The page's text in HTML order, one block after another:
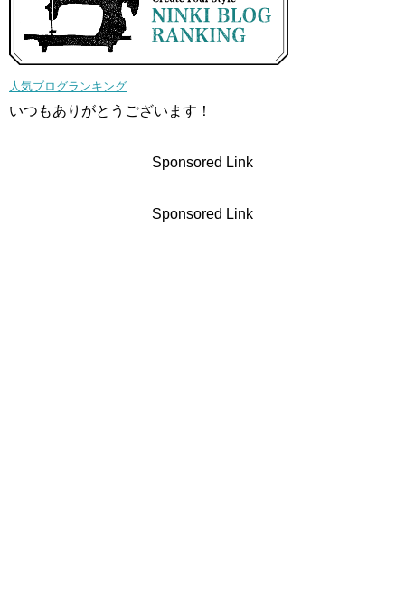
人気ブログランキング
いつもありがとうございます！
Sponsored Link
Sponsored Link